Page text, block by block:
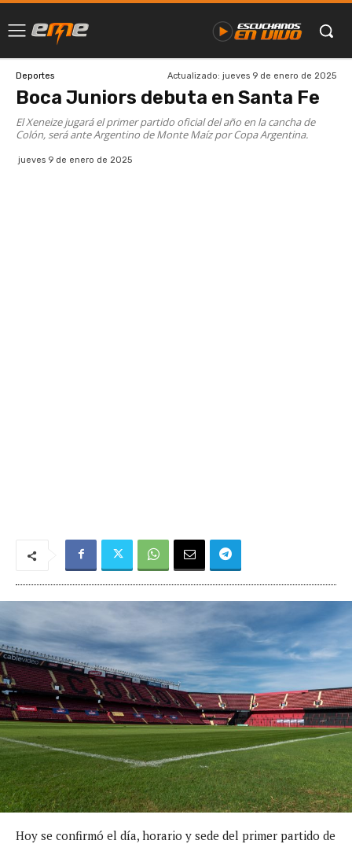
Deportes Actualizado: jueves 9 de enero de 2025
Boca Juniors debuta en Santa Fe
El Xeneize jugará el primer partido oficial del año en la cancha de
Colón, será ante Argentino de Monte Maíz por Copa Argentina.
jueves 9 de enero de 2025
Hoy se confirmó el día, horario y sede del primer partido de